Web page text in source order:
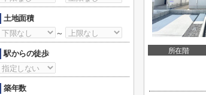
所在階
土地面積
～
駅からの徒歩
築年数